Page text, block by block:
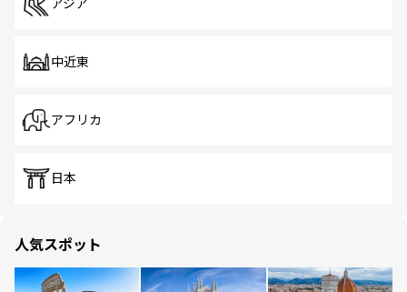
アジア
中近東
アフリカ
日本
人気スポット